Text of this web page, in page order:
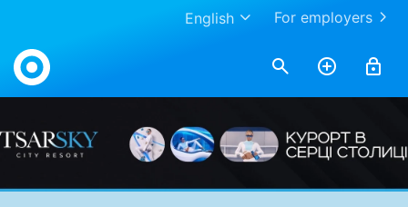
For employers
English
Work.ua